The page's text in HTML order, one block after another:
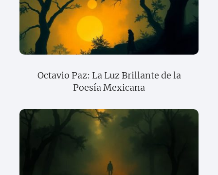
Octavio Paz: La Luz Brillante de la
Poesía Mexicana